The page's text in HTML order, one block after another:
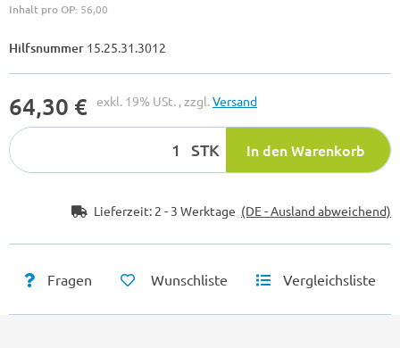
Inhalt pro OP: 56,00
Hilfsnummer 15.25.31.3012
64,30 € exkl. 19% USt. , zzgl.Versand
STK In den Warenkorb
Lieferzeit: 2 - 3 Werktage (DE - Ausland abweichend)
Fragen Wunschliste Vergleichsliste